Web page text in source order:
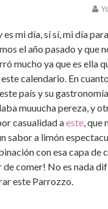
es mi día, sí sí, mi día
el año pasado y que
mucho ya que es ella
calendario. En
país y su
muuucha pereza, y
casualidad aeste, que
sabor a limón
con esa capa de
comer! No es nada
este Parrozzo.